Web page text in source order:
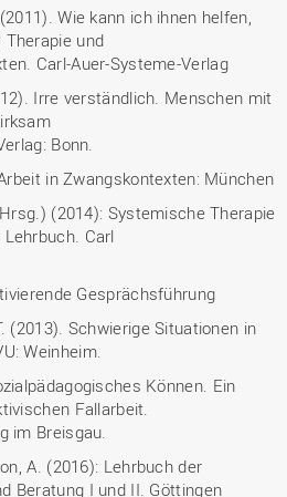
Wie kann ich ihnen helfen,
und
Carl-Auer-Systeme-Verlag
Irre verständlich. Menschen mit
Bonn.
in Zwangskontexten: München
(2014): Systemische Therapie
Carl
Gesprächsführung
(2013). Schwierige Situationen in
Weinheim.
Können. Ein
Fallarbeit.
im Breisgau.
A. (2016): Lehrbuch der
Beratung I und II. Göttingen